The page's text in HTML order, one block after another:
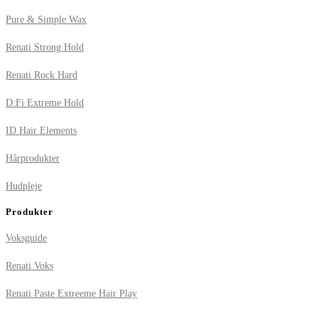
Pure & Simple Wax
Renati Strong Hold
Renati Rock Hard
D:Fi Extreme Hold
ID Hair Elements
Hårprodukter
Hudpleje
Produkter
Voksguide
Renati Voks
Renati Paste Extreeme Hair Play